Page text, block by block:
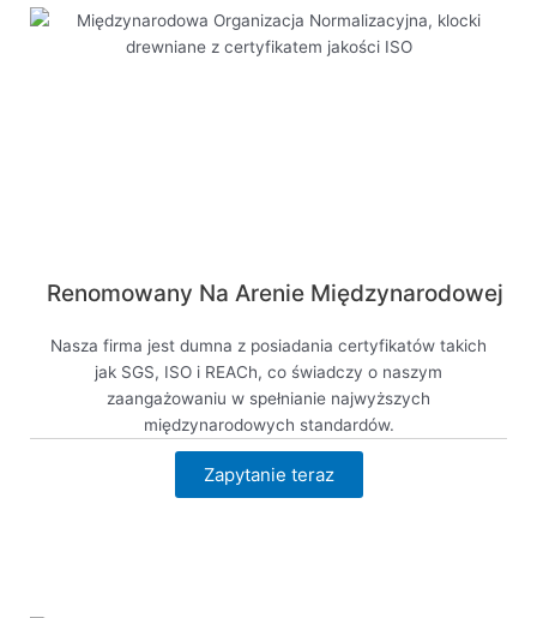
Renomowany Na Arenie Międzynarodowej
Nasza firma jest dumna z posiadania certyfikatów takich
jak SGS, ISO i REACh, co świadczy o naszym
zaangażowaniu w spełnianie najwyższych
międzynarodowych standardów.
Zapytanie teraz